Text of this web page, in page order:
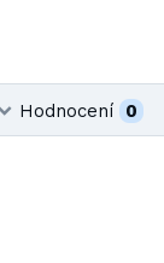
Hodnocení 0